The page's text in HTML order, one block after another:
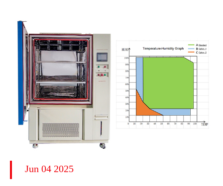
Jun 04 2025